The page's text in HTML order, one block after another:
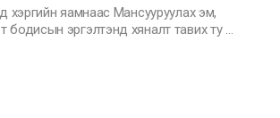
хэргийн яамнаас Мансууруулах эм,
бодисын эргэлтэнд хяналт тавих ту …